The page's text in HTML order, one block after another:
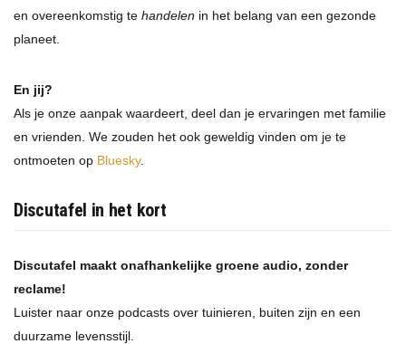
en overeenkomstig te handelen in het belang van een gezonde
planeet.
En jij?
Als je onze aanpak waardeert, deel dan je ervaringen met familie
en vrienden. We zouden het ook geweldig vinden om je te
ontmoeten op Bluesky.
Discutafel in het kort
Discutafel maakt onafhankelijke groene audio, zonder
reclame!
Luister naar onze podcasts over tuinieren, buiten zijn en een
duurzame levensstijl.